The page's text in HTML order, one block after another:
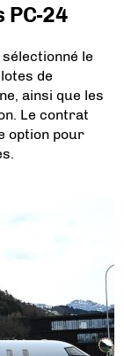
24
le
de
ainsi que les
Le contrat
option pour